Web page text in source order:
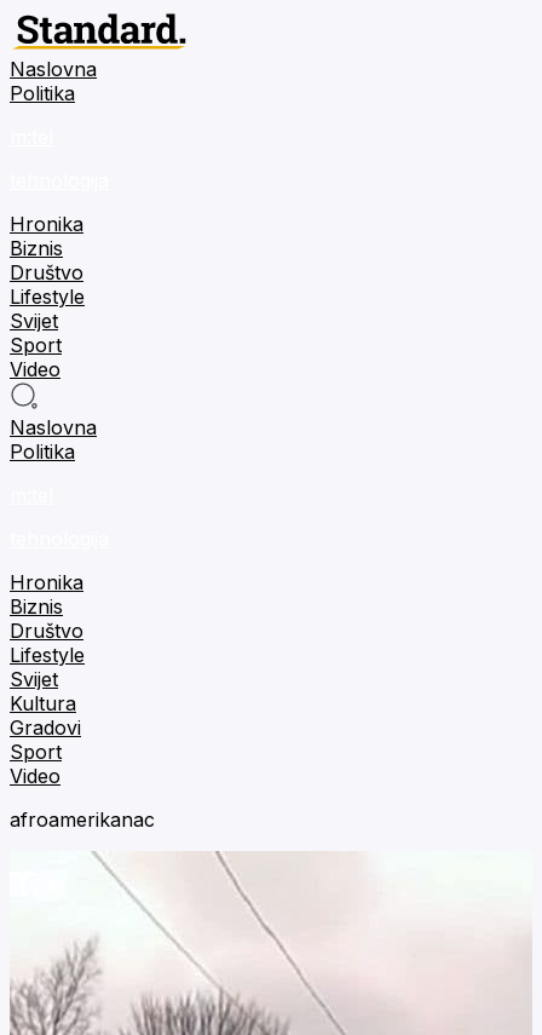
Naslovna
Politika
Hronika
Biznis
Društvo
Lifestyle
Svijet
Sport
Video
Naslovna
Politika
Hronika
Biznis
Društvo
Lifestyle
Svijet
Kultura
Gradovi
Sport
Video
afroamerikanac